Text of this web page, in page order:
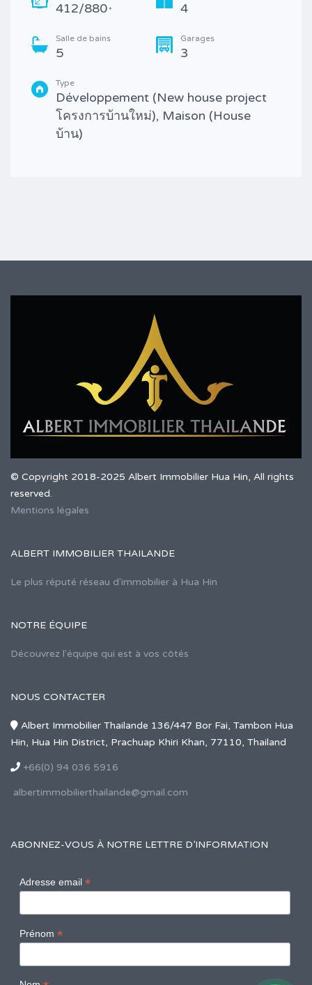
412/880 * 4
Salle de bains
5
Garages
3
Type
Développement (New house project
โครงการบ้านใหม่), Maison (House
บ้าน)
© Copyright 2018-2025 Albert Immobilier Hua Hin, All rights
reserved.
Mentions légales
ALBERT IMMOBILIER THAILANDE
Le plus réputé réseau d'immobilier à Hua Hin
NOTRE ÉQUIPE
Découvrez l'équipe qui est à vos côtés
NOUS CONTACTER
Albert Immobilier Thailande 136/447 Bor Fai, Tambon Hua
Hin, Hua Hin District, Prachuap Khiri Khan, 77110, Thailand
+66(0) 94 036 5916
albertimmobilierthailande@gmail.com
ABONNEZ-VOUS À NOTRE LETTRE D’INFORMATION
Adresse email *
Prénom *